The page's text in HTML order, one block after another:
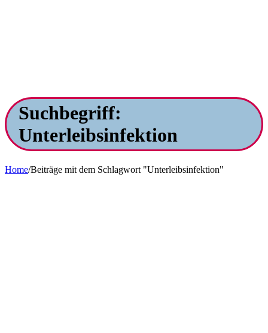
Suchbegriff:
Unterleibsinfektion
Home/Beiträge mit dem Schlagwort "Unterleibsinfektion"